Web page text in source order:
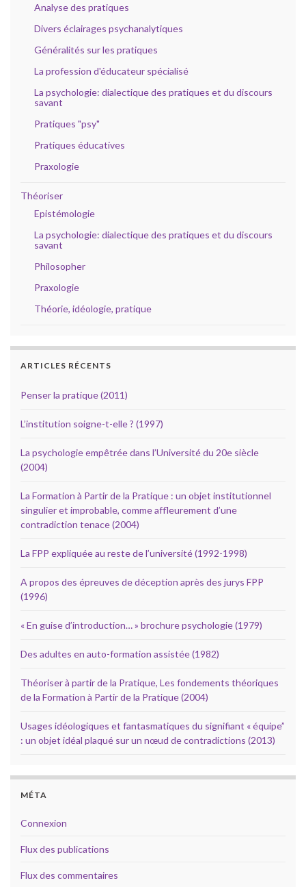
Analyse des pratiques
Divers éclairages psychanalytiques
Généralités sur les pratiques
La profession d'éducateur spécialisé
La psychologie: dialectique des pratiques et du discours
savant
Pratiques "psy"
Pratiques éducatives
Praxologie
Théoriser
Epistémologie
La psychologie: dialectique des pratiques et du discours
savant
Philosopher
Praxologie
Théorie, idéologie, pratique
ARTICLES RÉCENTS
Penser la pratique (2011)
L’institution soigne-t-elle ? (1997)
La psychologie empêtrée dans l’Université du 20e siècle
(2004)
La Formation à Partir de la Pratique : un objet institutionnel
singulier et improbable, comme affleurement d’une
contradiction tenace (2004)
La FPP expliquée au reste de l’université (1992-1998)
A propos des épreuves de déception après des jurys FPP
(1996)
« En guise d’introduction… » brochure psychologie (1979)
Des adultes en auto-formation assistée (1982)
Théoriser à partir de la Pratique, Les fondements théoriques
de la Formation à Partir de la Pratique (2004)
Usages idéologiques et fantasmatiques du signifiant « équipe”
: un objet idéal plaqué sur un nœud de contradictions (2013)
MÉTA
Connexion
Flux des publications
Flux des commentaires